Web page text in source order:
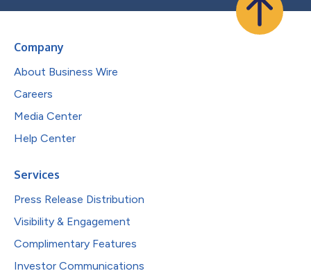
Company
About Business Wire
Careers
Media Center
Help Center
Services
Press Release Distribution
Visibility & Engagement
Complimentary Features
Investor Communications